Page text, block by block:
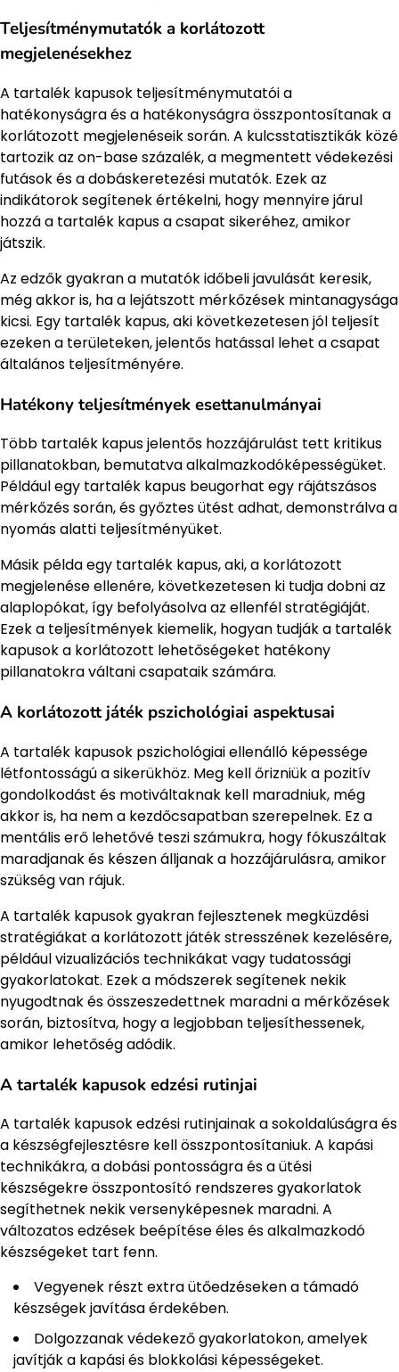
Teljesítménymutatók a korlátozott
megjelenésekhez
A tartalék kapusok teljesítménymutatói a
hatékonyságra és a hatékonyságra összpontosítanak a
korlátozott megjelenéseik során. A kulcsstatisztikák közé
tartozik az on-base százalék, a megmentett védekezési
futások és a dobáskeretezési mutatók. Ezek az
indikátorok segítenek értékelni, hogy mennyire járul
hozzá a tartalék kapus a csapat sikeréhez, amikor
játszik.
Az edzők gyakran a mutatók időbeli javulását keresik,
még akkor is, ha a lejátszott mérkőzések mintanagysága
kicsi. Egy tartalék kapus, aki következetesen jól teljesít
ezeken a területeken, jelentős hatással lehet a csapat
általános teljesítményére.
Hatékony teljesítmények esettanulmányai
Több tartalék kapus jelentős hozzájárulást tett kritikus
pillanatokban, bemutatva alkalmazkodóképességüket.
Például egy tartalék kapus beugorhat egy rájátszásos
mérkőzés során, és győztes ütést adhat, demonstrálva a
nyomás alatti teljesítményüket.
Másik példa egy tartalék kapus, aki, a korlátozott
megjelenése ellenére, következetesen ki tudja dobni az
alaplopókat, így befolyásolva az ellenfél stratégiáját.
Ezek a teljesítmények kiemelik, hogyan tudják a tartalék
kapusok a korlátozott lehetőségeket hatékony
pillanatokra váltani csapataik számára.
A korlátozott játék pszichológiai aspektusai
A tartalék kapusok pszichológiai ellenálló képessége
létfontosságú a sikerükhöz. Meg kell őrizniük a pozitív
gondolkodást és motiváltaknak kell maradniuk, még
akkor is, ha nem a kezdőcsapatban szerepelnek. Ez a
mentális erő lehetővé teszi számukra, hogy fókuszáltak
maradjanak és készen álljanak a hozzájárulásra, amikor
szükség van rájuk.
A tartalék kapusok gyakran fejlesztenek megküzdési
stratégiákat a korlátozott játék stresszének kezelésére,
például vizualizációs technikákat vagy tudatossági
gyakorlatokat. Ezek a módszerek segítenek nekik
nyugodtnak és összeszedettnek maradni a mérkőzések
során, biztosítva, hogy a legjobban teljesíthessenek,
amikor lehetőség adódik.
A tartalék kapusok edzési rutinjai
A tartalék kapusok edzési rutinjainak a sokoldalúságra és
a készségfejlesztésre kell összpontosítaniuk. A kapási
technikákra, a dobási pontosságra és a ütési
készségekre összpontosító rendszeres gyakorlatok
segíthetnek nekik versenyképesnek maradni. A
változatos edzések beépítése éles és alkalmazkodó
készségeket tart fenn.
Vegyenek részt extra ütőedzéseken a támadó
készségek javítása érdekében.
Dolgozzanak védekező gyakorlatokon, amelyek
javítják a kapási és blokkolási képességeket.